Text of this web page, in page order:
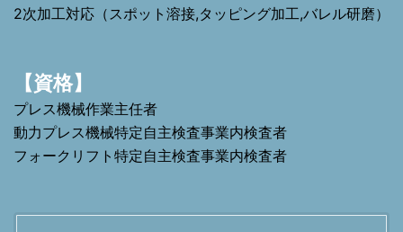
2次加工対応（スポット溶接,タッピング加工,バレル研磨）
【資格】
プレス機械作業主任者
動力プレス機械特定自主検査事業内検査者
フォークリフト特定自主検査事業内検査者